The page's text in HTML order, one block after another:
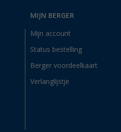
MIJN BERGER
Mijn account
Status bestelling
Berger voordeelkaart
Verlanglijstje